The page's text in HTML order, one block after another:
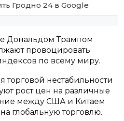
Гродно 24 в Google
Дональдом Трампом
провоцировать
по всему миру.
торговой нестабильности
рост цен на различные
между США и Китаем
глобальную торговлю.